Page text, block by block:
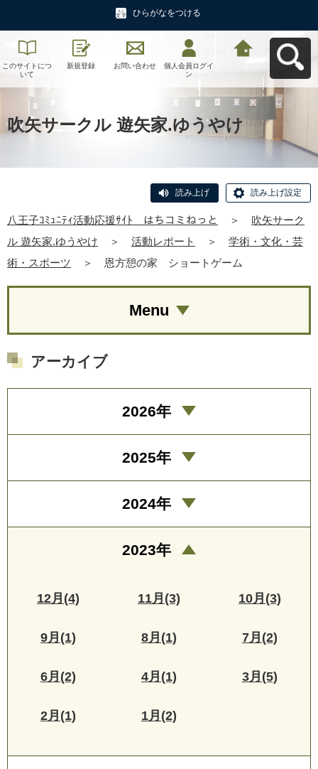
ひらがなをつける
このサイトにつ
いて
新規登録 お問い合わせ
個人会員ログイ
ン
吹矢サークル 遊矢家.ゆうやけ
読み上げ 読み上げ設定
八王子ｺﾐｭﾆﾃｨ活動応援ｻｲﾄ はちコミねっと ＞
吹矢サーク
ル 遊矢家.ゆうやけ
＞ 活動レポート ＞
学術・文化・芸
術・スポーツ
＞ 恩方憩の家 ショートゲーム
Menu
アーカイブ
2026年
2025年
2024年
2023年
12月(4) 11月(3) 10月(3)
9月(1) 8月(1) 7月(2)
6月(2) 4月(1) 3月(5)
2月(1) 1月(2)